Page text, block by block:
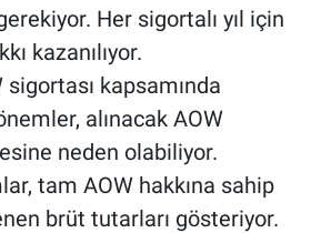
Her sigortalı yıl için
kazanılıyor.
kapsamında
alınacak AOW
neden olabiliyor.
tam AOW hakkına sahip
brüt tutarları gösteriyor.